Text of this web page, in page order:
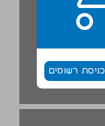
כניסת רשומים